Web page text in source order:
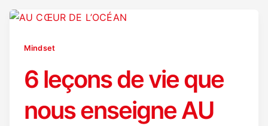
Mindset
6 leçons de vie que
nous enseigne AU